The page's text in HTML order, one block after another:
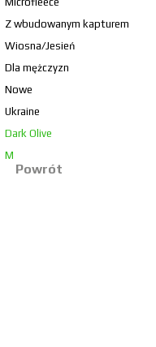
Z wbudowanym kapturem
Wiosna/Jesień
Dla mężczyzn
Nowe
Ukraine
Dark Olive
M
Powrót